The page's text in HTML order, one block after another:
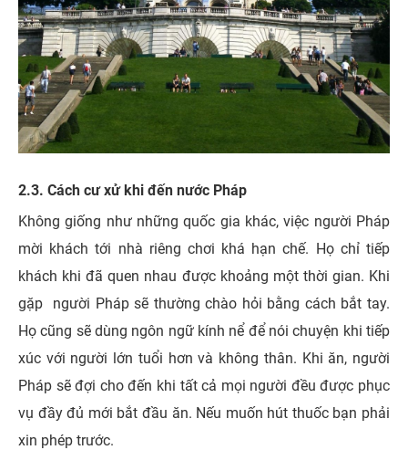
2.3. Cách cư xử khi đến nước Pháp
Không giống như những quốc gia khác, việc người Pháp
mời khách tới nhà riêng chơi khá hạn chế. Họ chỉ tiếp
khách khi đã quen nhau được khoảng một thời gian. Khi
gặp người Pháp sẽ thường chào hỏi bằng cách bắt tay.
Họ cũng sẽ dùng ngôn ngữ kính nể để nói chuyện khi tiếp
xúc với người lớn tuổi hơn và không thân. Khi ăn, người
Pháp sẽ đợi cho đến khi tất cả mọi người đều được phục
vụ đầy đủ mới bắt đầu ăn. Nếu muốn hút thuốc bạn phải
xin phép trước.